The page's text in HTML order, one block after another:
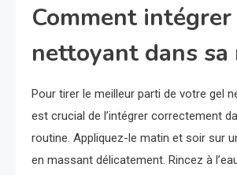
Comment
nettoyant dans
Pour tirer le meilleur parti de votre gel
est crucial de l’intégrer correctement
routine. Appliquez-le matin et soir sur
en massant délicatement. Rincez à